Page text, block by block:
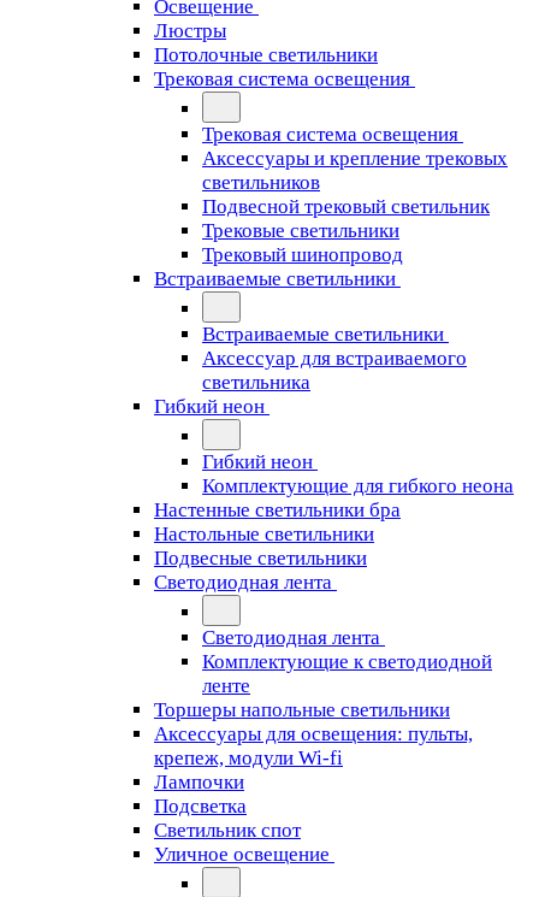
Освещение
Люстры
Потолочные светильники
Трековая система освещения
Трековая система освещения
Аксессуары и крепление трековых
светильников
Подвесной трековый светильник
Трековые светильники
Трековый шинопровод
Встраиваемые светильники
Встраиваемые светильники
Аксессуар для встраиваемого
светильника
Гибкий неон
Гибкий неон
Комплектующие для гибкого неона
Настенные светильники бра
Настольные светильники
Подвесные светильники
Светодиодная лента
Светодиодная лента
Комплектующие к светодиодной
ленте
Торшеры напольные светильники
Аксессуары для освещения: пульты,
крепеж, модули Wi-fi
Лампочки
Подсветка
Светильник спот
Уличное освещение